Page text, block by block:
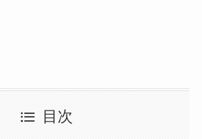
目次